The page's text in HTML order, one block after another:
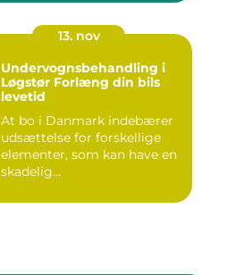
13. nov
Undervognsbehandling i
Løgstør Forlæng din bils
levetid
At bo i Danmark indebærer
udsættelse for forskellige
elementer, som kan have en
skadelig...